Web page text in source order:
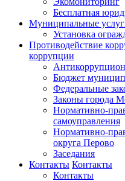
Бесплатная
Муниципальные
Установка
Противодействие
коррупции
Бюджет
Федеральные
Законы города
Нормативно-
самоуправления
Нормативно-
округа Перово
Заседания
Контакты Контакты
Контакты